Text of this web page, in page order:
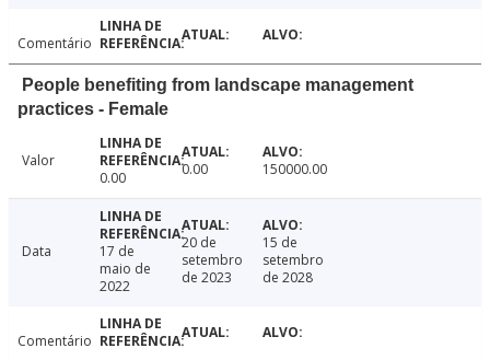
Comentário
People benefiting from landscape management
practices - Female
Valor
0.00
0.00 150000.00
Data
17 de
maio de
2022
20 de
setembro
de 2023
15 de
setembro
de 2028
Comentário